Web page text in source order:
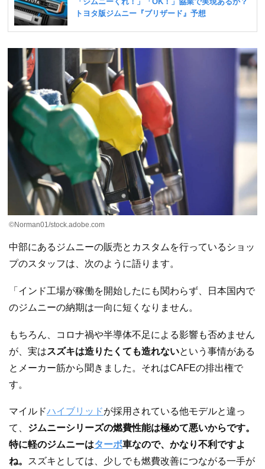
©Norman01/stock.adobe.com
中部にあるジムニーの販売とカスタムを行っているショッ
プのスタッフは、次のように語ります。
「インド工場が稼働を開始したにも関わらず、日本国内で
のジムニーの納期は一向に短くなりません。
もちろん、コロナ禍や半導体不足による影響も否めません
が、実はスズキは造りたくても造れないという事情がある
とメーカー筋から聞きました。それはCAFEの排出権で
す。
マイルドハイブリッドが採用されている他モデルと違っ
て、 ジムニーシリーズの燃費性能は極めて悪いからです。
特に軽のジムニーはターボ車なので、かなり不利ですよ
ね。
スズキとしては、少しでも燃費改善につながる一手が